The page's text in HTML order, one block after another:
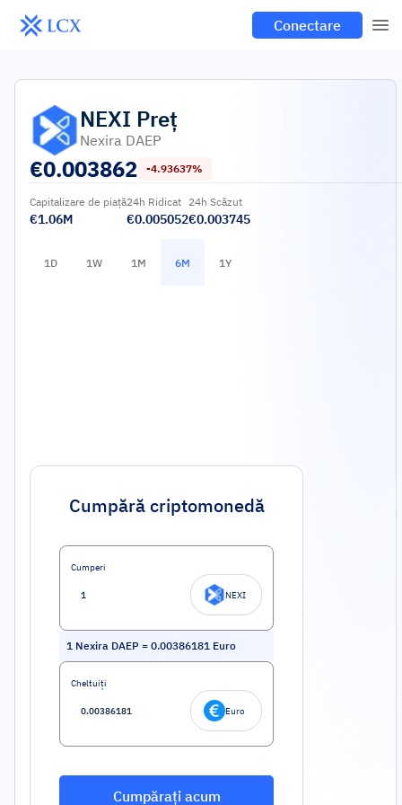
Conectare
NEXI Preț
Nexira DAEP
€0.003862 -4.93637%
Capitalizare de piață
€1.06M
24h Ridicat
€0.005052
24h Scăzut
€0.003745
1D 1W 1M 6M 1Y
Cumpără criptomonedă
Cumperi
NEXI
1 Nexira DAEP = 0.00386181 Euro
Cheltuiți
Euro
Cumpărați acum